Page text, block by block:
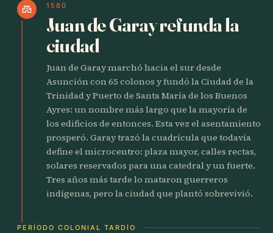
castle 1580
Juan de Garay refunda la
ciudad
Juan de Garay marchó hacia el sur desde
Asunción con 65 colonos y fundó la Ciudad de la
Trinidad y Puerto de Santa María de los Buenos
Ayres: un nombre más largo que la mayoría de
los edificios de entonces. Esta vez el asentamiento
prosperó. Garay trazó la cuadrícula que todavía
define el microcentro: plaza mayor, calles rectas,
solares reservados para una catedral y un fuerte.
Tres años más tarde lo mataron guerreros
indígenas, pero la ciudad que plantó sobrevivió.
PERÍODO COLONIAL TARDÍO